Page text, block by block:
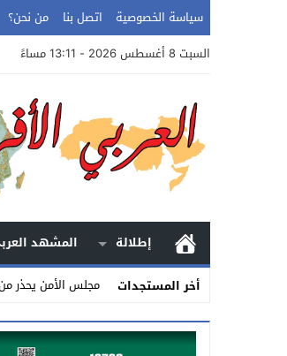
سياسة الخصوصية اتصل بنا
من نحن؟
السبت 8 أغسطس 2026 - 13:11 مساءً
إطلالة المشهد
أخر المستجدات
مجلس الأمن يحذر
Stop